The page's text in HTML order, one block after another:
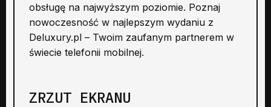
obsługę na najwyższym poziomie. Poznaj
nowoczesność w najlepszym wydaniu z
Deluxury.pl – Twoim zaufanym partnerem w
świecie telefonii mobilnej.
ZRZUT EKRANU